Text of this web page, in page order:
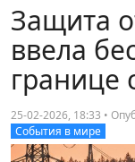
Защита
ввела
границе
25-02-2026, 18:33 •
События в мире